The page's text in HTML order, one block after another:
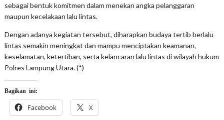
sebagai bentuk komitmen dalam menekan angka pelanggaran
maupun kecelakaan lalu lintas.
Dengan adanya kegiatan tersebut, diharapkan budaya tertib berlalu
lintas semakin meningkat dan mampu menciptakan keamanan,
keselamatan, ketertiban, serta kelancaran lalu lintas di wilayah hukum
Polres Lampung Utara. (*)
Bagikan ini:
Facebook X